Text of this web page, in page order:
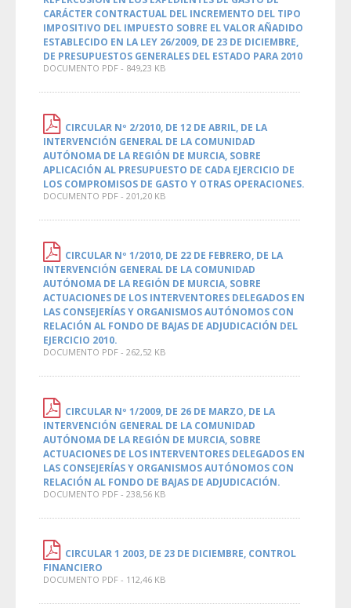
CARÁCTER CONTRACTUAL DEL INCREMENTO DEL TIPO
IMPOSITIVO DEL IMPUESTO SOBRE EL VALOR AÑADIDO
ESTABLECIDO EN LA LEY 26/2009, DE 23 DE DICIEMBRE,
DE PRESUPUESTOS GENERALES DEL ESTADO PARA 2010
DOCUMENTO PDF - 849,23 KB
CIRCULAR Nº 2/2010, DE 12 DE ABRIL, DE LA
INTERVENCIÓN GENERAL DE LA COMUNIDAD
AUTÓNOMA DE LA REGIÓN DE MURCIA, SOBRE
APLICACIÓN AL PRESUPUESTO DE CADA EJERCICIO DE
LOS COMPROMISOS DE GASTO Y OTRAS OPERACIONES.
DOCUMENTO PDF - 201,20 KB
CIRCULAR Nº 1/2010, DE 22 DE FEBRERO, DE LA
INTERVENCIÓN GENERAL DE LA COMUNIDAD
AUTÓNOMA DE LA REGIÓN DE MURCIA, SOBRE
ACTUACIONES DE LOS INTERVENTORES DELEGADOS EN
LAS CONSEJERÍAS Y ORGANISMOS AUTÓNOMOS CON
RELACIÓN AL FONDO DE BAJAS DE ADJUDICACIÓN DEL
EJERCICIO 2010.
DOCUMENTO PDF - 262,52 KB
CIRCULAR Nº 1/2009, DE 26 DE MARZO, DE LA
INTERVENCIÓN GENERAL DE LA COMUNIDAD
AUTÓNOMA DE LA REGIÓN DE MURCIA, SOBRE
ACTUACIONES DE LOS INTERVENTORES DELEGADOS EN
LAS CONSEJERÍAS Y ORGANISMOS AUTÓNOMOS CON
RELACIÓN AL FONDO DE BAJAS DE ADJUDICACIÓN.
DOCUMENTO PDF - 238,56 KB
CIRCULAR 1 2003, DE 23 DE DICIEMBRE, CONTROL
FINANCIERO
DOCUMENTO PDF - 112,46 KB